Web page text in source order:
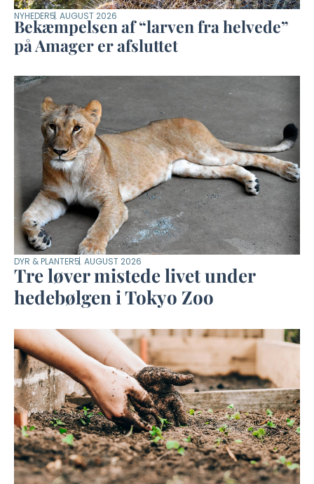
NYHEDER5. AUGUST 2026
Bekæmpelsen af “larven fra helvede”
på Amager er afsluttet
DYR & PLANTER5. AUGUST 2026
Tre løver mistede livet under
hedebølgen i Tokyo Zoo